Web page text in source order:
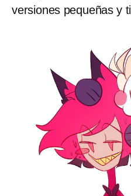
versiones pequeñas y